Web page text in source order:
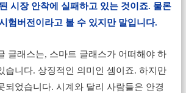
시장 안착에 실패하고 있는 것이죠. 물론
험버전이라고 볼 수 있지만 말입니다.
글래스는, 스마트 글래스가 어떠해야 하
습니다. 상징적인 의미인 셈이죠. 하지만
되었습니다. 시계와 달리 사람들은 안경